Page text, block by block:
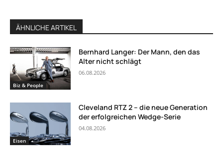
ÄHNLICHE ARTIKEL
Biz & People
Bernhard Langer: Der Mann, den das
Alter nicht schlägt
06.08.2026
Eisen
Cleveland RTZ 2 – die neue Generation
der erfolgreichen Wedge-Serie
04.08.2026